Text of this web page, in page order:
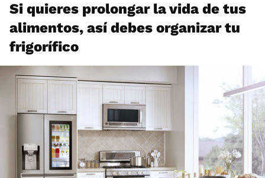
Si quieres prolongar la vida de tus
alimentos, así debes organizar tu
frigorífico